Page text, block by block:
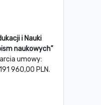
i Nauki
naukowych”
umowy:
960,00 PLN.